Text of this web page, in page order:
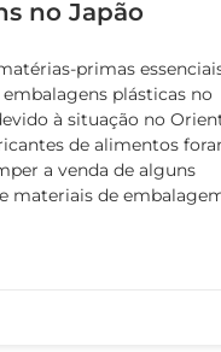
no Japão
primas
plásticas no
à situação no
de alimentos
a venda de alguns
materiais de